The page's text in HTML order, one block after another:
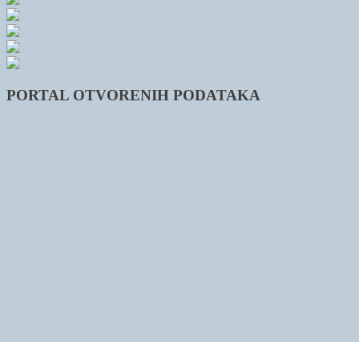
PORTAL OTVORENIH PODATAKA